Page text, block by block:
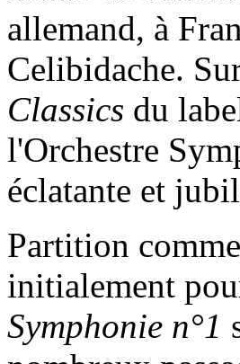
allemand, à
Celibidache.
Classics du
l'Orchestre
éclatante et
Partition
initialement
Symphonie n°1